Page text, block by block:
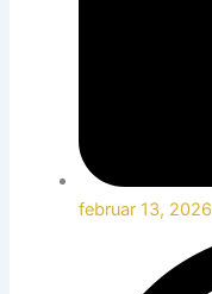
februar 13, 2026